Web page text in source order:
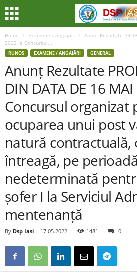
Home Examene / angajări
Anunț Rezultate
2022 la Concursul...
RUNOS EXAMENE / ANGAJĂRI GENERAL
Anunț Rezultate
DIN DATA DE 16
Concursul organizat
ocuparea unui post
natură contractuală,
întreagă, pe
nedeterminată
șofer I la Serviciul
mentenanță
By Dsp Iasi - 17.05.2022 1481 0